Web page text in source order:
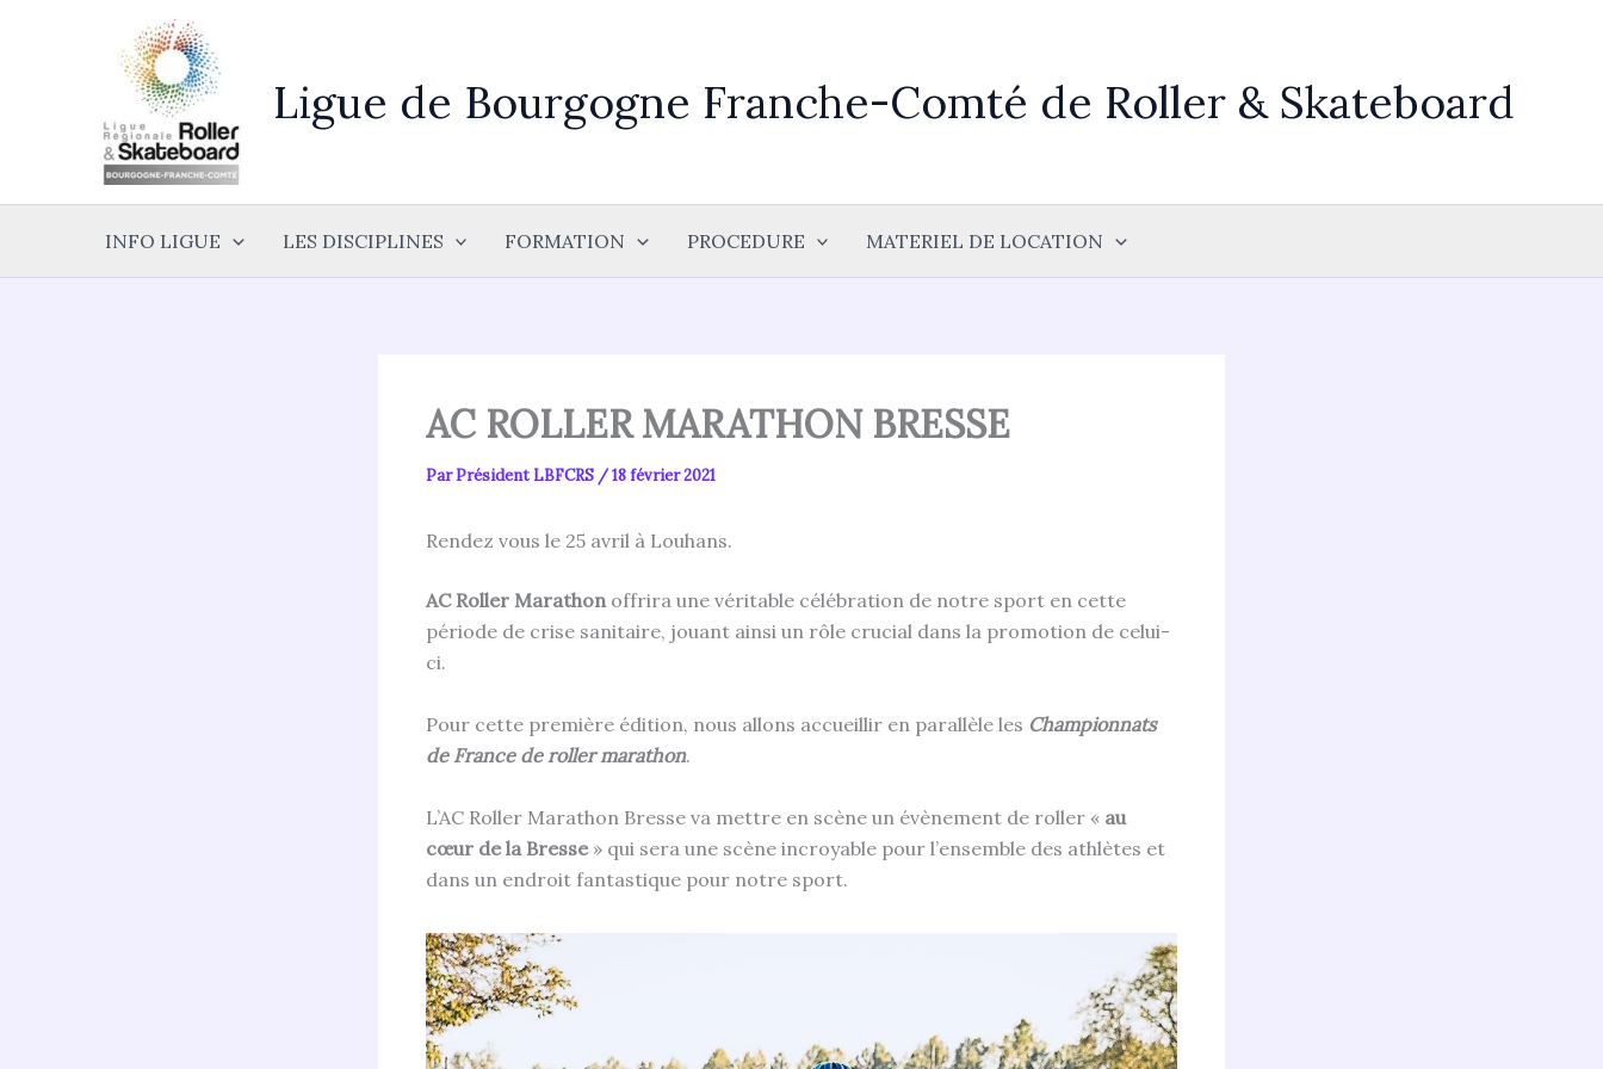
Ligue de Bourgogne Franche-Comté de Roller & Skateboard
INFO LIGUE LES DISCIPLINES FORMATION PROCEDURE MATERIEL DE LOCATION
AC ROLLER MARATHON BRESSE
ParPrésident LBFCRS /18 février 2021
Rendez vous le 25 avril à Louhans.
AC Roller Marathonoffrira une véritable célébration de notre sport en cette
période de crise sanitaire, jouant ainsi un rôle crucial dans la promotion de celui-
ci.
Pour cette première édition, nous allons accueillir en parallèle les Championnats
de France de roller marathon.
L’AC Roller Marathon Bresse va mettre en scène un évènement de roller « au
cœur de la Bresse» qui sera une scène incroyable pour l’ensemble des athlètes et
dans un endroit fantastique pour notre sport.